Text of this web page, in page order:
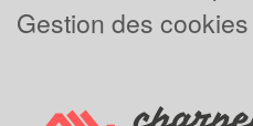
Gestion des cookies